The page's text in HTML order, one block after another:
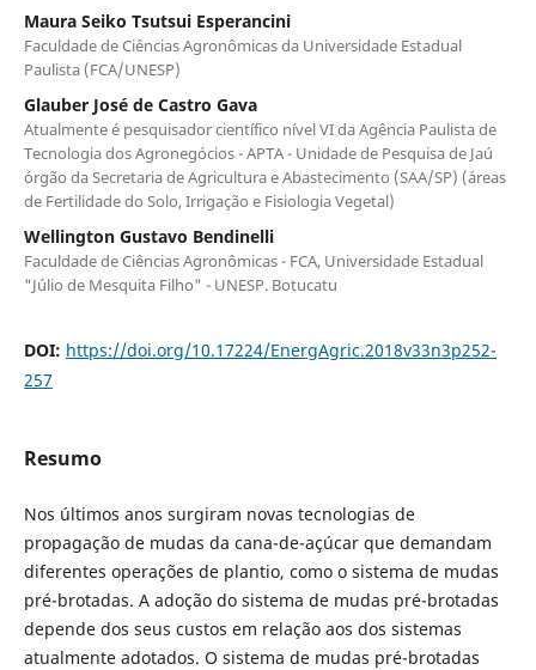
Maura Seiko Tsutsui Esperancini
Faculdade de Ciências Agronômicas da Universidade Estadual
Paulista (FCA/UNESP)
Glauber José de Castro Gava
Atualmente é pesquisador científico nível VI da Agência Paulista de
Tecnologia dos Agronegócios - APTA - Unidade de Pesquisa de Jaú
órgão da Secretaria de Agricultura e Abastecimento (SAA/SP) (áreas
de Fertilidade do Solo, Irrigação e Fisiologia Vegetal)
Wellington Gustavo Bendinelli
Faculdade de Ciências Agronômicas - FCA, Universidade Estadual
"Júlio de Mesquita Filho" - UNESP. Botucatu
DOI: https://doi.org/10.17224/EnergAgric.2018v33n3p252-
257
Resumo
Nos últimos anos surgiram novas tecnologias de
propagação de mudas da cana-de-açúcar que demandam
diferentes operações de plantio, como o sistema de mudas
pré-brotadas. A adoção do sistema de mudas pré-brotadas
depende dos seus custos em relação aos dos sistemas
atualmente adotados. O sistema de mudas pré-brotadas